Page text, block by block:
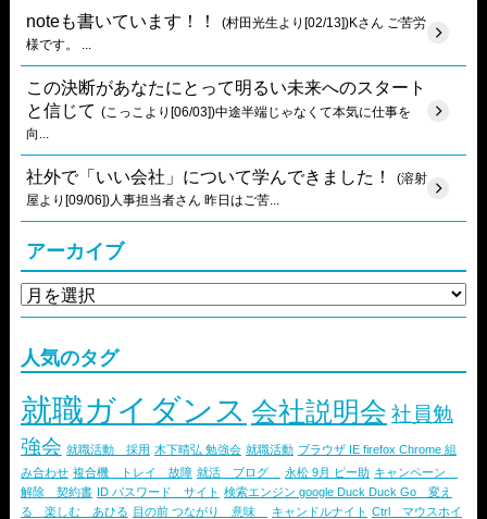
noteも書いています！！
(村田光生より[02/13])Kさん ご苦労
様です。 ...
この決断があなたにとって明るい未来へのスタート
と信じて (こっこより[06/03])中途半端じゃなくて本気に仕事を
向...
社外で「いい会社」について学んできました！
(溶射
屋より[09/06])人事担当者さん 昨日はご苦...
アーカイブ
人気のタグ
就職ガイダンス 会社説明会 社員勉
強会 就職活動 採用 木下晴弘 勉強会 就職活動 ブラウザ IE firefox Chrome 組
み合わせ 複合機 トレイ 故障 就活 ブログ 永松 9月 ピー助 キャンペーン
解除 契約書 ID パスワード サイト 検索エンジン google Duck Duck Go 変え
る 楽しむ あひる 目の前 つながり 意味 キャンドルナイト Ctrl マウスホイ